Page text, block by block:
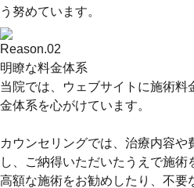
う努めています。
Reason.02
明瞭な料金体系
当院では、ウェブサイトに施術
金体系を心がけています。
カウンセリングでは、治療内容や
し、ご納得いただいたうえで施術
高額な施術をお勧めしたり、不要